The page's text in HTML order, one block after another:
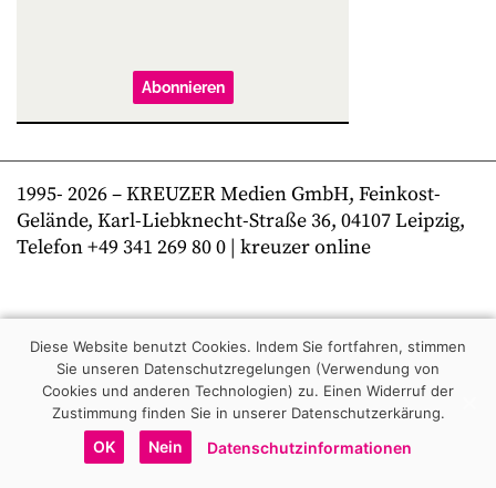
Abonnieren
1995- 2026– KREUZER Medien GmbH, Feinkost-
Gelände, Karl-Liebknecht-Straße 36, 04107 Leipzig,
Telefon +49 341 269 80 0 | kreuzer online
Diese Website benutzt Cookies. Indem Sie fortfahren, stimmen
Sie unseren Datenschutzregelungen (Verwendung von
Cookies und anderen Technologien) zu. Einen Widerruf der
Zustimmung finden Sie in unserer Datenschutzerkärung.
OK Nein Datenschutzinformationen